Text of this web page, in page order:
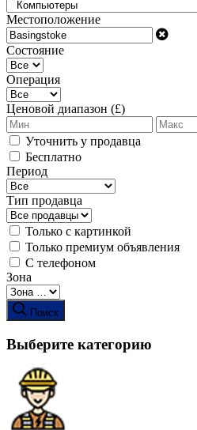
Местоположение
Состояние
Операция
Ценовой диапазон (£)
Уточнить у продавца
Бесплатно
Период
Тип продавца
Только с картинкой
Только премиум объявления
С телефоном
Зона
Поиск
Выберите категорию